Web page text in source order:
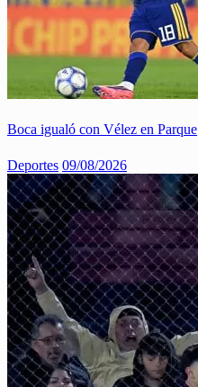
Boca igualó con Vélez en Parque
Deportes 09/08/2026